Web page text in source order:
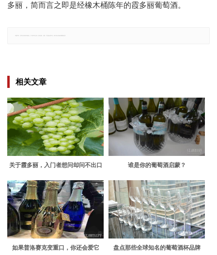
多丽，简而言之即是经橡木桶陈年的霞多丽葡萄酒。
郑重声明：文章仅代表原作者观点，不代表本站立场；如有侵权、违规，可直接反馈本站，我们将会作修改或删除处理。
相关文章
关于霞多丽，入门者想问却问不出口
谁是你的葡萄酒启蒙？
如果普洛赛克变重口，你还会爱它
盘点那些全球知名的葡萄酒杯品牌